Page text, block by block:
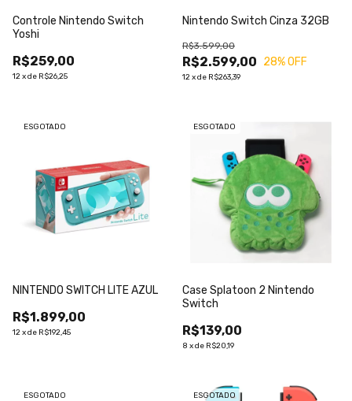
Controle Nintendo Switch
Yoshi
R$259,00
12xde R$26,25
Nintendo Switch Cinza 32GB
R$2.599,00
R$3.599,00
28% OFF
12xde R$263,39
ESGOTADO
NINTENDO SWITCH LITE AZUL
R$1.899,00
12xde R$192,45
ESGOTADO
Case Splatoon 2 Nintendo
Switch
R$139,00
8 xde R$20,19
ESGOTADO ESGOTADO